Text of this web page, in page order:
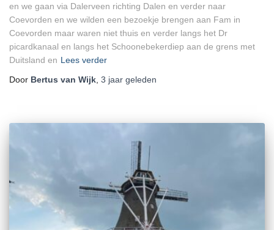
en we gaan via Dalerveen richting Dalen en verder naar
Coevorden en we wilden een bezoekje brengen aan Fam in
Coevorden maar waren niet thuis en verder langs het Dr
picardkanaal en langs het Schoonebekerdiep aan de grens met
Duitsland en Lees verder
Door Bertus van Wijk 3 jaar geleden